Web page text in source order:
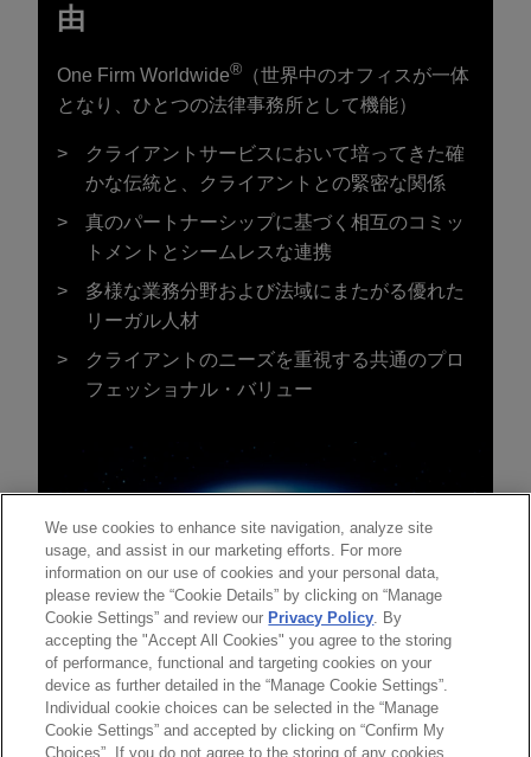
由
One Firm Worldwide® （世界中のオフィスが一体
となり、ひとつの法律事務所として機能）
クライアントサービスにおいて培ってきた確
かな伝統と、クライアントとの緊密な関係
真のパートナーシップに基づく相互のコミッ
トメントとシームレスな連携
多様な業務分野および法域にまたがる優れた
リーガル人材
クライアントのニーズを重視する共通のプロ
フェッショナル・バリュー
送信する前の注意事項：
www.jonesday.comに掲載されている情報は、一般的な使用を
弁護士業務広告 お問い合わせ
免責事項
We use cookies to enhance site navigation, analyze site
usage, and assist in our marketing efforts. For more
information on our use of cookies and your personal data,
please review the “Cookie Details” by clicking on “Manage
Cookie Settings” and review our Privacy Policy. By
accepting the "Accept All Cookies" you agree to the storing
of performance, functional and targeting cookies on your
device as further detailed in the “Manage Cookie Settings”.
Individual cookie choices can be selected in the “Manage
Cookie Settings” and accepted by clicking on “Confirm My
Choices”. If you do not agree to the storing of any cookies